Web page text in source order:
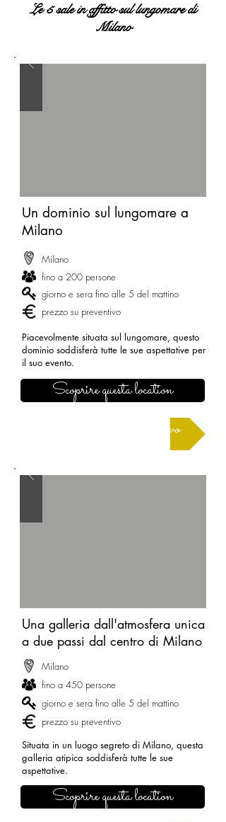
Le 5 sale in affitto sul lungomare di
Milano
Un dominio sul lungomare a
Milano
Milano
fino a 200 persone
giorno e sera fino alle 5 del mattino
prezzo su preventivo
Piacevolmente situata sul lungomare, questo
dominio soddisferà tutte le sue aspettative per
il suo evento.
Scoprire questa location
Richiedere un preventivo
Una galleria dall'atmosfera unica
a due passi dal centro di Milano
Milano
fino a 450 persone
giorno e sera fino alle 5 del mattino
prezzo su preventivo
Situata in un luogo segreto di Milano, questa
galleria atipica soddisferà tutte le sue
aspettative.
Scoprire questa location